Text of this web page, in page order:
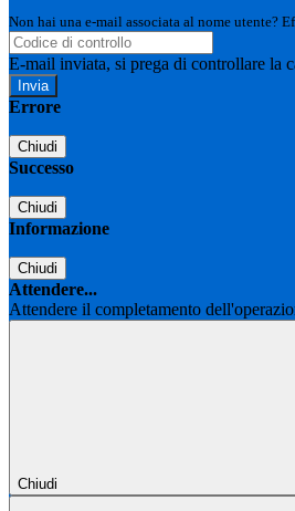
Non hai una e-mail associata al nome utente?
E-mail inviata, si prega di controllare la
Errore
Chiudi
Successo
Chiudi
Informazione
Chiudi
Attendere...
Attendere il completamento
Chiudi